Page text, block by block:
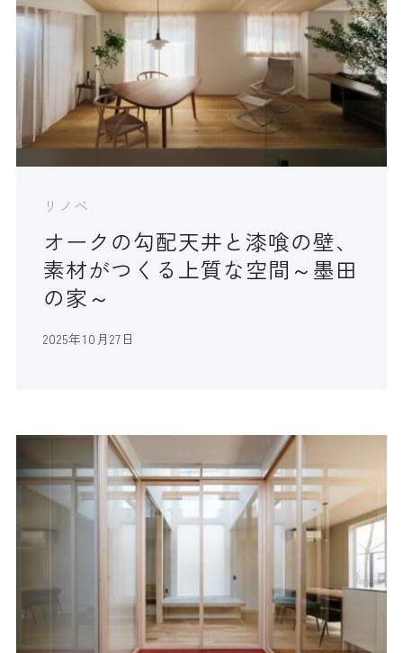
リノベ
オークの勾配天井と漆喰の壁、
素材がつくる上質な空間～墨田
の家～
2025年10月27日